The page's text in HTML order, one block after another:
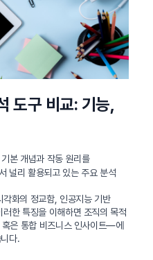
도구 비교: 기능,
본 개념과 작동 원리를
널리 활용되고 있는 주요 분석
화의 정교함, 인공지능 기반
한 특징을 이해하면 조직의 목적
은 통합 비즈니스 인사이트—에
다.